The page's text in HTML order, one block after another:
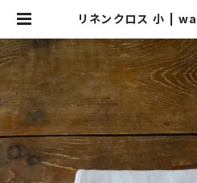
リネンクロス 小 |